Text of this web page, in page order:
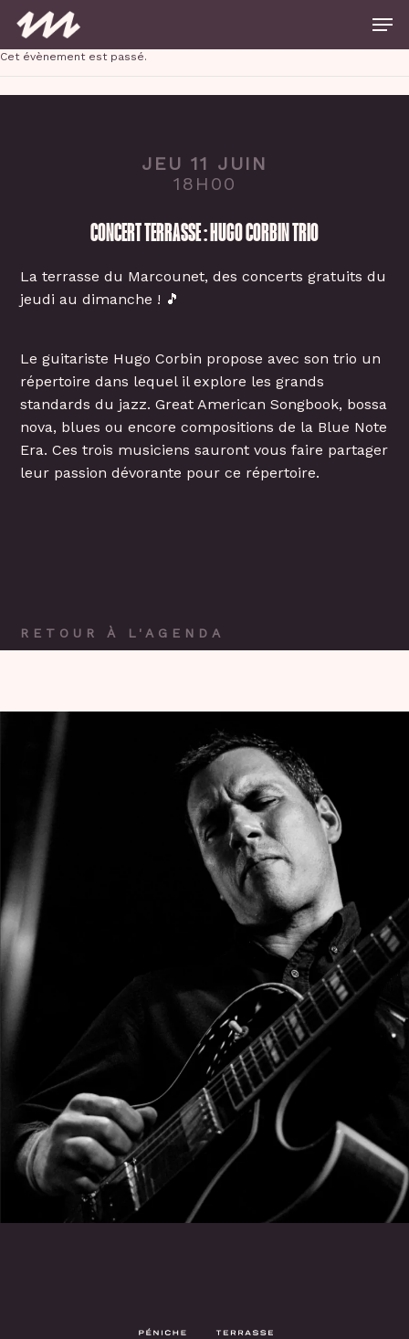
main
content
Cet évènement est passé.
JEU 11 JUIN
18H00
CONCERT TERRASSE : HUGO CORBIN TRIO
La terrasse du Marcounet, des concerts gratuits du
jeudi au dimanche ! 🎵
Le guitariste Hugo Corbin propose avec son trio un
répertoire dans lequel il explore les grands
standards du jazz. Great American Songbook, bossa
nova, blues ou encore compositions de la Blue Note
Era. Ces trois musiciens sauront vous faire partager
leur passion dévorante pour ce répertoire.
RETOUR À L'AGENDA
Close